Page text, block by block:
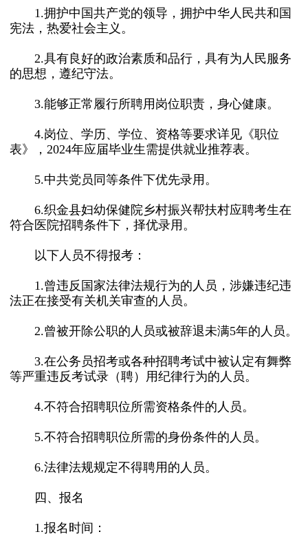
1.拥护中国共产党的领导，拥护中华人民共和国
宪法，热爱社会主义。
2.具有良好的政治素质和品行，具有为人民服务
的思想，遵纪守法。
3.能够正常履行所聘用岗位职责，身心健康。
4.岗位、学历、学位、资格等要求详见《职位
表》，2024年应届毕业生需提供就业推荐表。
5.中共党员同等条件下优先录用。
6.织金县妇幼保健院乡村振兴帮扶村应聘考生在
符合医院招聘条件下，择优录用。
以下人员不得报考：
1.曾违反国家法律法规行为的人员，涉嫌违纪违
法正在接受有关机关审查的人员。
2.曾被开除公职的人员或被辞退未满5年的人员。
3.在公务员招考或各种招聘考试中被认定有舞弊
等严重违反考试录（聘）用纪律行为的人员。
4.不符合招聘职位所需资格条件的人员。
5.不符合招聘职位所需的身份条件的人员。
6.法律法规规定不得聘用的人员。
四、报名
1.报名时间：